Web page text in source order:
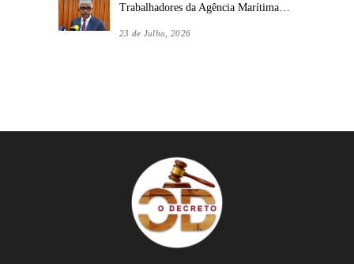
Trabalhadores da Agência Marítima…
23 de Julho, 2026